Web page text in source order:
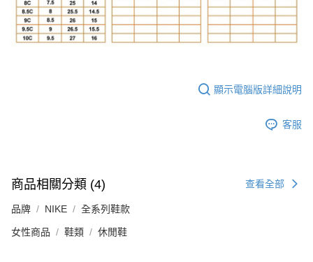
顯示電腦版詳細說明
客服
商品相關分類 (4) 查看全部
品牌 NIKE 全系列鞋款
女性商品 鞋類 休閒鞋